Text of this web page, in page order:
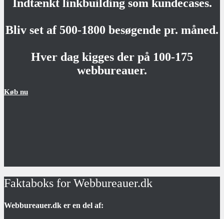
Indtænkt linkbuilding som kundecases.
Bliv set af 500-1800 besøgende pr. måned.
Hver dag kigges der på 100-175
webbureauer.
Køb nu
Faktaboks for Webbureauer.dk
Webbureauer.dk er en del af: